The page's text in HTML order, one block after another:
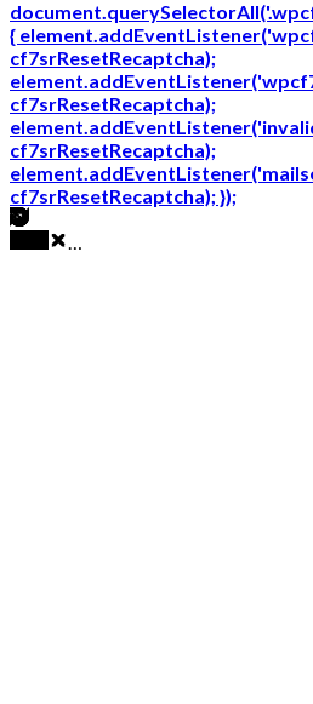
{
cf7srResetRecaptcha);
cf7srResetRecaptcha);
cf7srResetRecaptcha);
cf7srResetRecaptcha); });
…